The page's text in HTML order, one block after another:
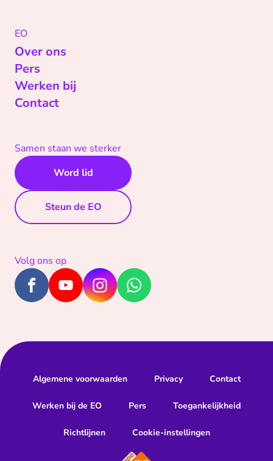
EO
Over ons
Pers
Werken bij
Contact
Samen staan we sterker
Word lid
Steun de EO
Volg ons op
Algemene voorwaarden Privacy Contact
Werken bij de EO Pers Toegankelijkheid
Richtlijnen Cookie-instellingen